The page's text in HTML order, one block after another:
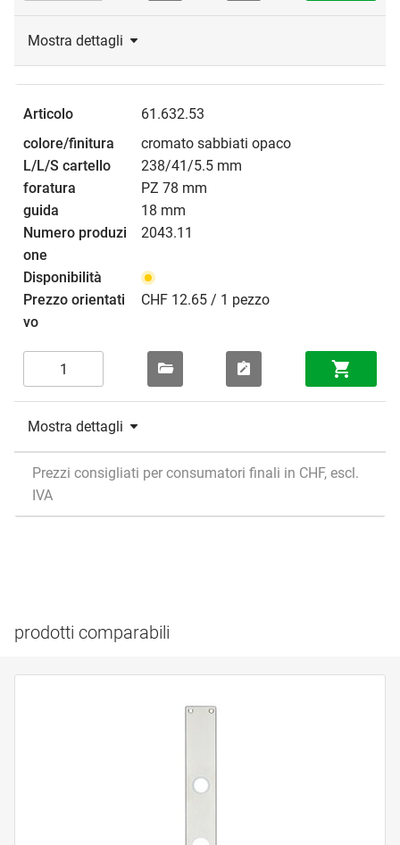
Mostra dettagli
61.632.53
cromato sabbiati opaco
238/41/5.5 mm
PZ 78 mm
18 mm
2043.11
CHF 12.65 / 1 pezzo
Mostra dettagli
Prezzi consigliati per consumatori finali in CHF, escl.
IVA
prodotti comparabili